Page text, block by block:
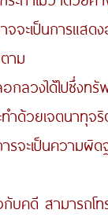
จะเป็นการแสด
าม
งได้ไปซึ่งทรั
ยเจตนาทุจริต
นความผิดฐาน
บคดี สามารถโ